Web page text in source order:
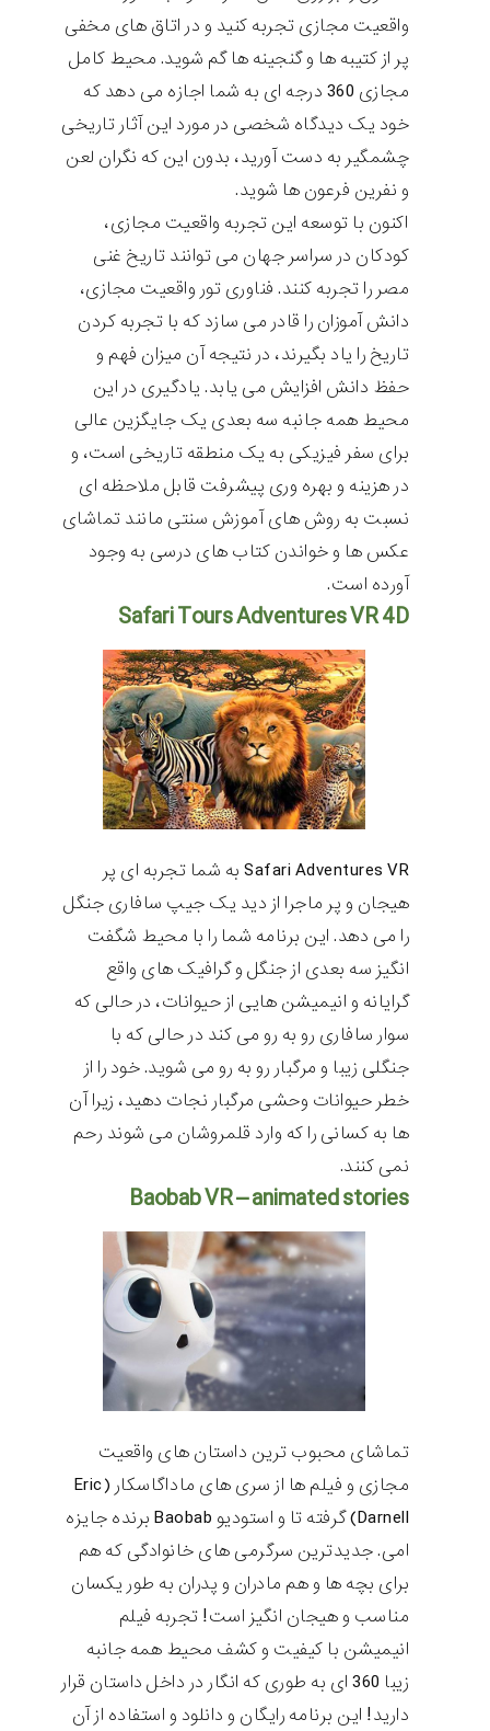
واقعیت مجازی تجربه کنید و در اتاق های مخفی
پر از کتیبه ها و گنجینه ها گم شوید. محیط کامل
مجازی 360 درجه ای به شما اجازه می دهد که
خود یک دیدگاه شخصی در مورد این آثار تاریخی
چشمگیر به دست آورید، بدون این که نگران لعن
و نفرین فرعون ها شوید.
اکنون با توسعه این تجربه واقعیت مجازی،
کودکان در سراسر جهان می توانند تاریخ غنی
مصر را تجربه کنند. فناوری تور واقعیت مجازی،
دانش آموزان را قادر می سازد که با تجربه کردن
تاریخ را یاد بگیرند، در نتیجه آن میزان فهم و
حفظ دانش افزایش می یابد. یادگیری در این
محیط همه جانبه سه بعدی یک جایگزین عالی
برای سفر فیزیکی به یک منطقه تاریخی است، و
در هزینه و بهره وری پیشرفت قابل ملاحظه ای
نسبت به روش های آموزش سنتی مانند تماشای
عکس ها و خواندن کتاب های درسی به وجود
آورده است.
Safari Tours Adventures VR 4D
Safari Adventures VR به شما تجربه ای پر
هیجان و پر ماجرا از دید یک جیپ سافاری جنگل
را می دهد. این برنامه شما را با محیط شگفت
انگیز سه بعدی از جنگل و گرافیک های واقع
گرایانه و انیمیشن هایی از حیوانات، در حالی که
سوار سافاری رو به رو می کند در حالی که با
جنگلی زیبا و مرگبار رو به رو می شوید. خود را از
خطر حیوانات وحشی مرگبار نجات دهید، زیرا آن
ها به کسانی را که وارد قلمروشان می شوند رحم
نمی کنند.
Baobab VR – animated stories
تماشای محبوب ترین داستان های واقعیت
مجازی و فیلم ها از سری های ماداگاسکار (Eric
Darnell) گرفته تا و استودیو Baobab برنده جایزه
امی. جدیدترین سرگرمی های خانوادگی که هم
برای بچه ها و هم مادران و پدران به طور یکسان
مناسب و هیجان انگیز است! تجربه فیلم
انیمیشن با کیفیت و کشف محیط همه جانبه
زیبا 360 ای به طوری که انگار در داخل داستان قرار
دارید! این برنامه رایگان و دانلود و استفاده از آن